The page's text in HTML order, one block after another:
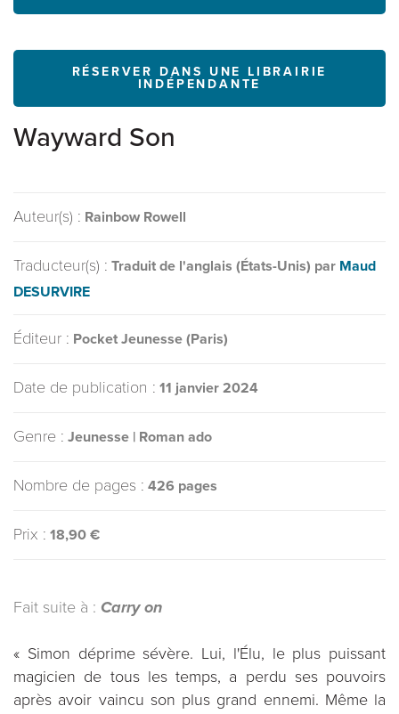
RÉSERVER DANS UNE LIBRAIRIE
INDÉPENDANTE
Wayward Son
Auteur(s) : Rainbow Rowell
Traducteur(s) : Traduit de l'anglais (États-Unis) par Maud
DESURVIRE
Éditeur : Pocket Jeunesse (Paris)
Date de publication : 11 janvier 2024
Genre : Jeunesse | Roman ado
Nombre de pages : 426 pages
Prix : 18,90 €
Fait suite à : Carry on
« Simon déprime sévère. Lui, l'Élu, le plus puissant
magicien de tous les temps, a perdu ses pouvoirs
après avoir vaincu son plus grand ennemi. Même la